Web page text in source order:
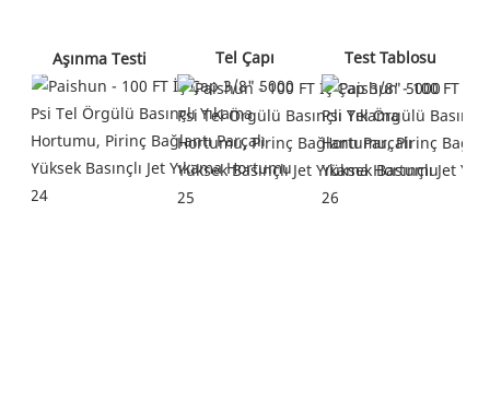
Aşınma Testi Tel Çapı Test Tablosu